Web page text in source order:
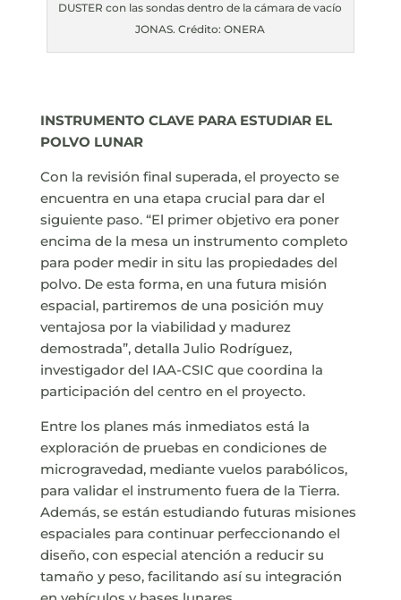
DUSTER con las sondas dentro de la cámara de vacío
JONAS. Crédito: ONERA
INSTRUMENTO CLAVE PARA ESTUDIAR EL
POLVO LUNAR
Con la revisión final superada, el proyecto se
encuentra en una etapa crucial para dar el
siguiente paso. “El primer objetivo era poner
encima de la mesa un instrumento completo
para poder medir in situ las propiedades del
polvo. De esta forma, en una futura misión
espacial, partiremos de una posición muy
ventajosa por la viabilidad y madurez
demostrada”, detalla Julio Rodríguez,
investigador del IAA-CSIC que coordina la
participación del centro en el proyecto.
Entre los planes más inmediatos está la
exploración de pruebas en condiciones de
microgravedad, mediante vuelos parabólicos,
para validar el instrumento fuera de la Tierra.
Además, se están estudiando futuras misiones
espaciales para continuar perfeccionando el
diseño, con especial atención a reducir su
tamaño y peso, facilitando así su integración